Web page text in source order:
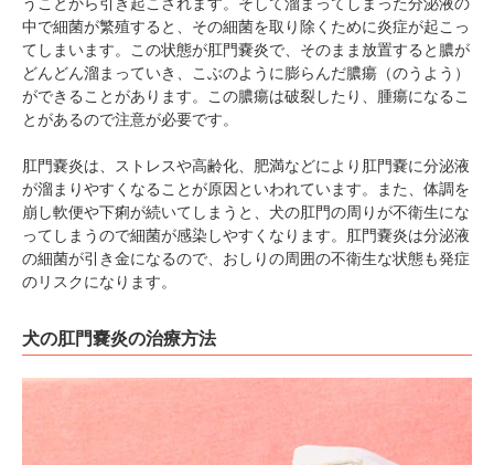
中で細菌が繁殖すると、その細菌を取り除くために炎症が起こっ
てしまいます。この状態が肛門嚢炎で、そのまま放置すると膿が
どんどん溜まっていき、こぶのように膨らんだ膿瘍（のうよう）
ができることがあります。この膿瘍は破裂したり、腫瘍になるこ
とがあるので注意が必要です。
肛門嚢炎は、ストレスや高齢化、肥満などにより肛門嚢に分泌液
が溜まりやすくなることが原因といわれています。また、体調を
崩し軟便や下痢が続いてしまうと、犬の肛門の周りが不衛生にな
ってしまうので細菌が感染しやすくなります。肛門嚢炎は分泌液
の細菌が引き金になるので、おしりの周囲の不衛生な状態も発症
のリスクになります。
犬の肛門嚢炎の治療方法